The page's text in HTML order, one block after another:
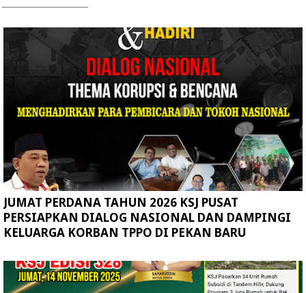
JUMAT PERDANA TAHUN 2026 KSJ PUSAT
PERSIAPKAN DIALOG NASIONAL DAN DAMPINGI
KELUARGA KORBAN TPPO DI PEKAN BARU